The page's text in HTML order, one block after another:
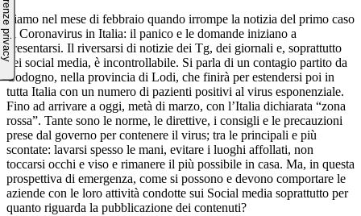
Siamo nel mese di febbraio quando irrompe la notizia del primo caso
di Coronavirus in Italia: il panico e le domande iniziano a
presentarsi. Il riversarsi di notizie dei Tg, dei giornali e, soprattutto
dei social media, è incontrollabile. Si parla di un contagio partito da
Codogno, nella provincia di Lodi, che finirà per estendersi poi in
tutta Italia con un numero di pazienti positivi al virus esponenziale.
Fino ad arrivare a oggi, metà di marzo, con l’Italia dichiarata “zona
rossa”. Tante sono le norme, le direttive, i consigli e le precauzioni
prese dal governo per contenere il virus; tra le principali e più
scontate: lavarsi spesso le mani, evitare i luoghi affollati, non
toccarsi occhi e viso e rimanere il più possibile in casa. Ma, in questa
prospettiva di emergenza, come si possono e devono comportare le
aziende con le loro attività condotte sui Social media soprattutto per
quanto riguarda la pubblicazione dei contenuti?